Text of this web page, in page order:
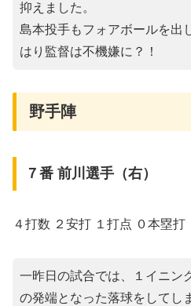
抑えました。
島本投手もフォアボールを出
はり監督は不機嫌に？！
野手陣
７番 前川選手（右）
４打数 ２安打 １打点 ０本塁打
一昨日の試合では、１イニン
の発端となった落球をしてし